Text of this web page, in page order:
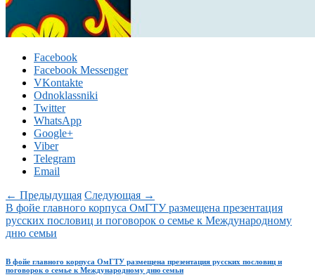
Facebook
Facebook Messenger
VKontakte
Odnoklassniki
Twitter
WhatsApp
Google+
Viber
Telegram
Email
← Предыдущая Следующая →
В фойе главного корпуса ОмГТУ размещена презентация
русских пословиц и поговорок о семье к Международному
дню семьи
В фойе главного корпуса ОмГТУ размещена презентация русских пословиц и
поговорок о семье к Международному дню семьи